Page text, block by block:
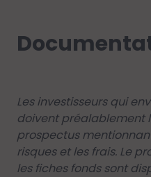
Les investisseurs qui
doivent préalablement
prospectus
risques et les frais. Le
les fiches fonds sont